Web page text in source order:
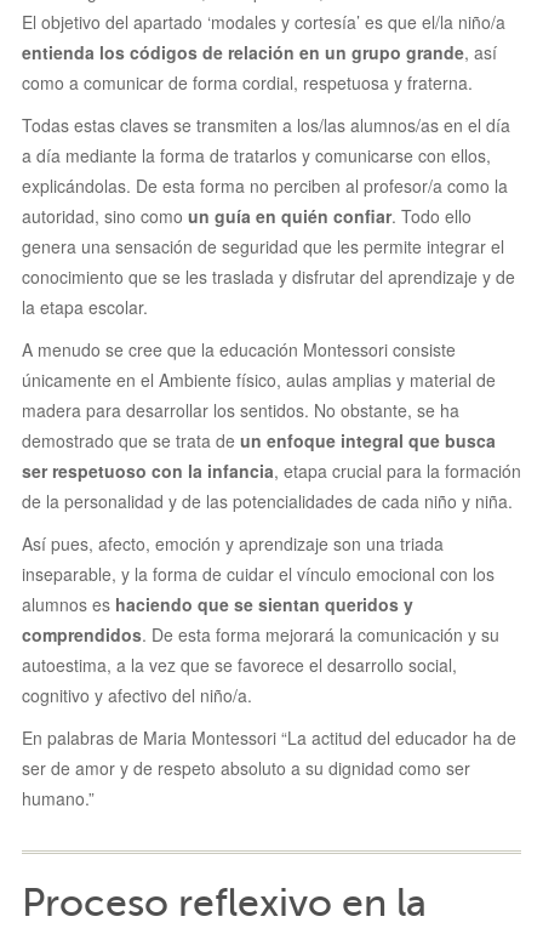
El objetivo del apartado ‘modales y cortesía’ es que el/la niño/a
entienda los códigos de relación en un grupo grande, así
como a comunicar de forma cordial, respetuosa y fraterna.
Todas estas claves se transmiten a los/las alumnos/as en el día
a día mediante la forma de tratarlos y comunicarse con ellos,
explicándolas. De esta forma no perciben al profesor/a como la
autoridad, sino como un guía en quién confiar. Todo ello
genera una sensación de seguridad que les permite integrar el
conocimiento que se les traslada y disfrutar del aprendizaje y de
la etapa escolar.
A menudo se cree que la educación Montessori consiste
únicamente en el Ambiente físico, aulas amplias y material de
madera para desarrollar los sentidos. No obstante, se ha
demostrado que se trata de un enfoque integral que busca
ser respetuoso con la infancia, etapa crucial para la formación
de la personalidad y de las potencialidades de cada niño y niña.
Así pues, afecto, emoción y aprendizaje son una triada
inseparable, y la forma de cuidar el vínculo emocional con los
alumnos es haciendo que se sientan queridos y
comprendidos. De esta forma mejorará la comunicación y su
autoestima, a la vez que se favorece el desarrollo social,
cognitivo y afectivo del niño/a.
En palabras de Maria Montessori “La actitud del educador ha de
ser de amor y de respeto absoluto a su dignidad como ser
humano.”
Proceso reflexivo en la